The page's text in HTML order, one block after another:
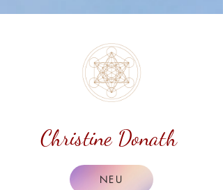
Christine Donath
NEU